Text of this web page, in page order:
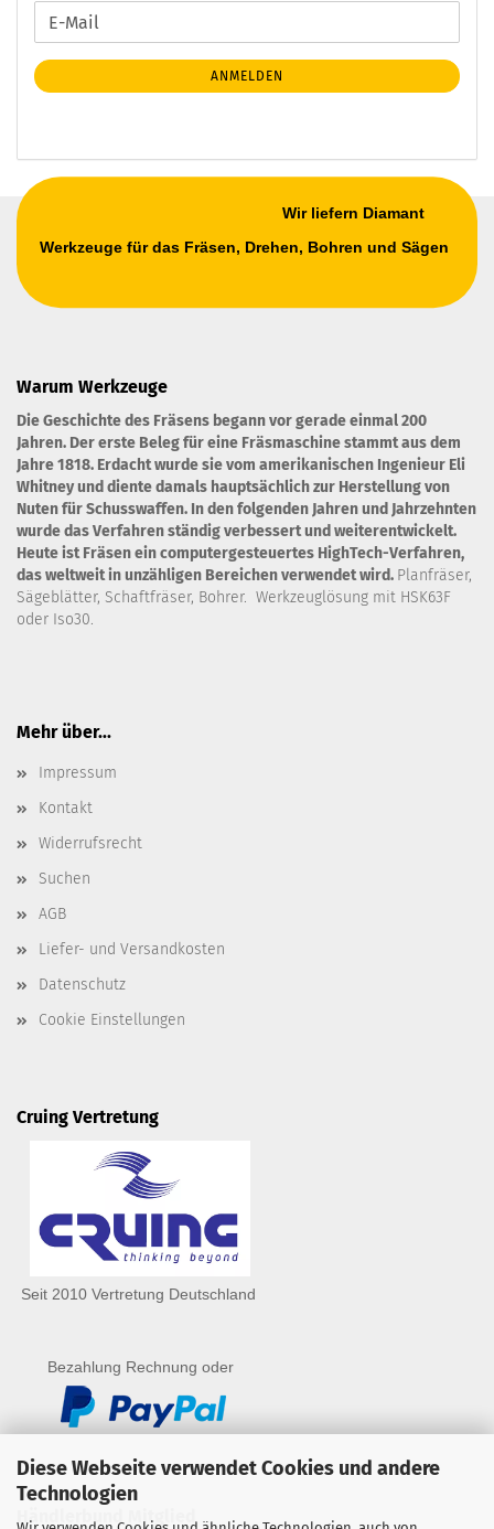
Diese Webseite verwendet Cookies und andere
Technologien
WEITER
ZUR
NEWSLETTER-
ANMELDUNG
E-
Mail
ANMELDEN
Wir liefern Diamant
Werkzeuge für das Fräsen, Drehen, Bohren und Sägen
Warum Werkzeuge
Die Geschichte des Fräsens begann vor gerade einmal 200
Jahren. Der erste Beleg für eine Fräsmaschine stammt aus dem
Jahre 1818. Erdacht wurde sie vom amerikanischen Ingenieur Eli
Whitney und diente damals hauptsächlich zur Herstellung von
Nuten für Schusswaffen. In den folgenden Jahren und Jahrzehnten
wurde das Verfahren ständig verbessert und weiterentwickelt.
Heute ist Fräsen ein computergesteuertes HighTech-Verfahren,
das weltweit in unzähligen Bereichen verwendet wird. Planfräser,
Sägeblätter, Schaftfräser, Bohrer. Werkzeuglösung mit HSK63F
oder Iso30.
Mehr über...
Impressum
Kontakt
Widerrufsrecht
Suchen
AGB
Liefer- und Versandkosten
Datenschutz
Cookie Einstellungen
Cruing Vertretung
Seit 2010 Vertretung Deutschland
Bezahlung Rechnung oder
Händlerbund Mitglied